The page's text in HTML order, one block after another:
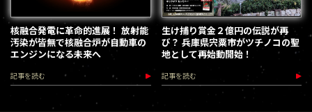
核融合発電に革命的進展！ 放射能
汚染が皆無で核融合炉が自動車の
エンジンになる未来へ
記事を読む
生け捕り賞金２億円の伝説が再
び？ 兵庫県宍粟市がツチノコの聖
地として再始動開始！
記事を読む